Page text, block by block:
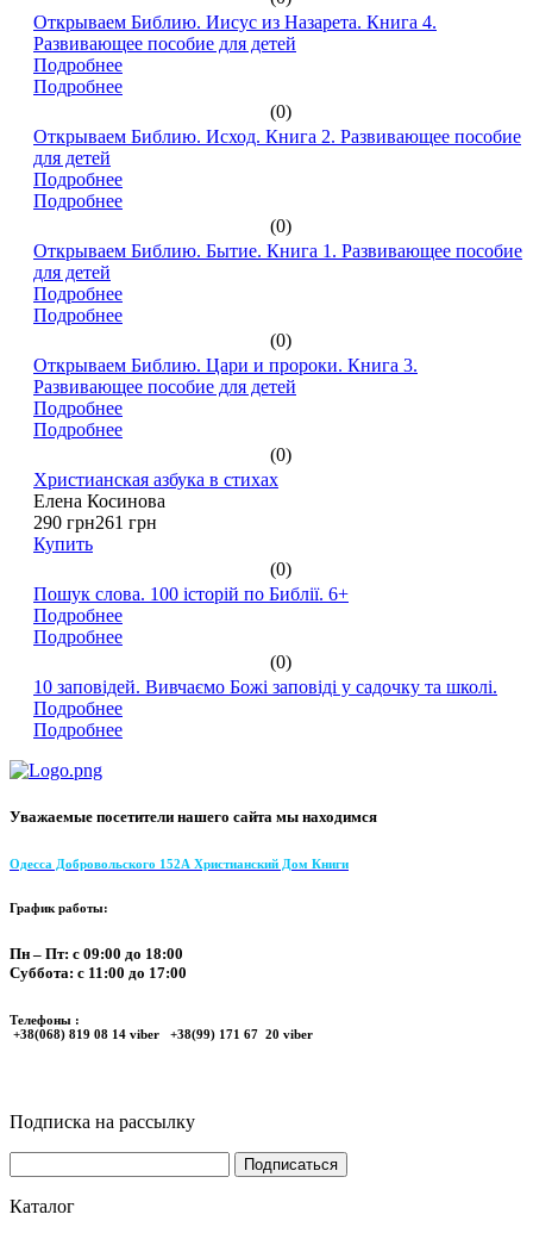
Открываем Библию. Иисус из Назарета. Книга 4.
Развивающее пособие для детей
Подробнее
Подробнее
(0)
Открываем Библию. Исход. Книга 2. Развивающее пособие
для детей
Подробнее
Подробнее
(0)
Открываем Библию. Бытие. Книга 1. Развивающее пособие
для детей
Подробнее
Подробнее
(0)
Открываем Библию. Цари и пророки. Книга 3.
Развивающее пособие для детей
Подробнее
Подробнее
(0)
Христианская азбука в стихах
Елена Косинова
290 грн261 грн
Купить
(0)
Пошук слова. 100 історій по Библії. 6+
Подробнее
Подробнее
(0)
10 заповідей. Вивчаємо Божі заповіді у садочку та школі.
Подробнее
Подробнее
Уважаемые посетители нашего сайта мы находимся
Одесса Добровольского 152А Христианский Дом Книги
График работы:
Пн – Пт: с 09:00 до 18:00
Суббота: с 11:00 до 17:00
Телефоны :
+38(068) 819 08 14 viber +38(99) 171 67 20 viber
Подписка на рассылку
Каталог